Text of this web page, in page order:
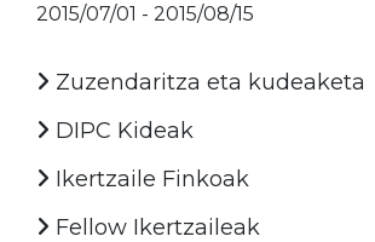
2015/07/01 - 2015/08/15
Zuzendaritza eta kudeaketa
DIPC Kideak
Ikertzaile Finkoak
Fellow Ikertzaileak